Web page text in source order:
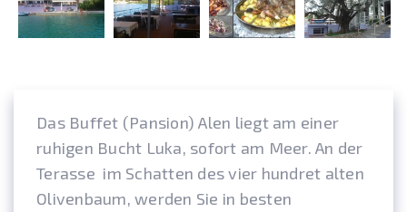
Das Buffet (Pansion) Alen liegt am einer
ruhigen Bucht Luka, sofort am Meer. An der
Terasse im Schatten des vier hundret alten
Olivenbaum, werden Sie in besten